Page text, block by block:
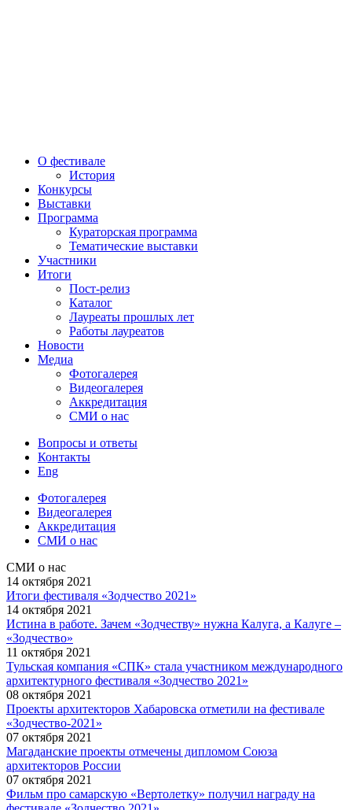
О фестивале
История
Конкурсы
Выставки
Программа
Кураторская программа
Тематические выставки
Участники
Итоги
Пост-релиз
Каталог
Лауреаты прошлых лет
Работы лауреатов
Новости
Медиа
Фотогалерея
Видеогалерея
Аккредитация
СМИ о нас
Вопросы и ответы
Контакты
Eng
Фотогалерея
Видеогалерея
Аккредитация
СМИ о нас
СМИ о нас
14 октября 2021
Итоги фестиваля «Зодчество 2021»
14 октября 2021
Истина в работе. Зачем «Зодчеству» нужна Калуга, а Калуге –
«Зодчество»
11 октября 2021
Тульская компания «СПК» стала участником международного
архитектурного фестиваля «Зодчество 2021»
08 октября 2021
Проекты архитекторов Хабаровска отметили на фестивале
«Зодчество-2021»
07 октября 2021
Магаданские проекты отмечены дипломом Союза
архитекторов России
07 октября 2021
Фильм про самарскую «Вертолетку» получил награду на